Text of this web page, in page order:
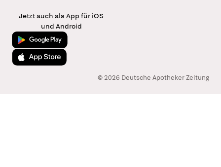
Jetzt auch als App für iOS
und Android
Jetzt bei Google Play
Laden im App Store
© 2026 Deutsche Apotheker Zeitung